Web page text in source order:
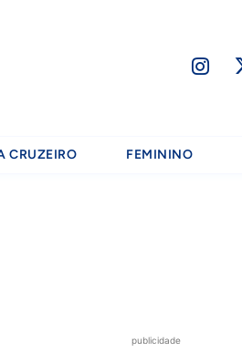
CRUZEIRO FEMININO
publicidade